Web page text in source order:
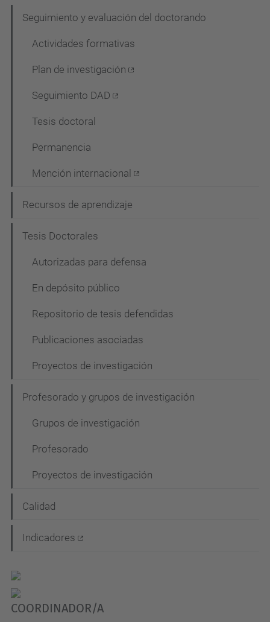
Seguimiento y evaluación del doctorando
Actividades formativas
Plan de investigación
Seguimiento DAD
Tesis doctoral
Permanencia
Mención internacional
Recursos de aprendizaje
Tesis Doctorales
Autorizadas para defensa
En depósito público
Repositorio de tesis defendidas
Publicaciones asociadas
Proyectos de investigación
Profesorado y grupos de investigación
Grupos de investigación
Profesorado
Proyectos de investigación
Calidad
Indicadores
COORDINADOR/A